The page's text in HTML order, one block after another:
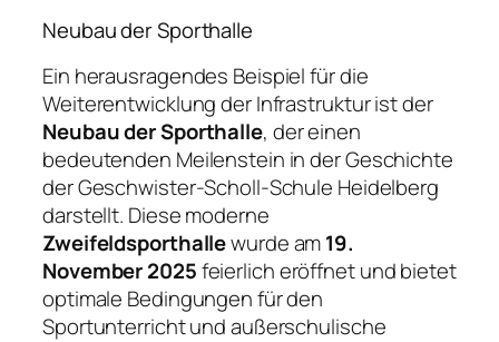
Neubau der Sporthalle
Ein herausragendes Beispiel für die
Weiterentwicklung der Infrastruktur ist der
Neubau der Sporthalle, der einen
bedeutenden Meilenstein in der Geschichte
der Geschwister-Scholl-Schule Heidelberg
darstellt. Diese moderne
Zweifeldsporthallewurde am19.
November 2025feierlich eröffnet und bietet
optimale Bedingungen für den
Sportunterricht und außerschulische